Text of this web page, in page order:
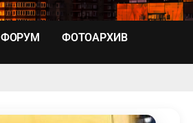
ФОРУМ ФОТОАРХИВ